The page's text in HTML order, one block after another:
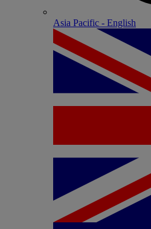
Asia Pacific - English